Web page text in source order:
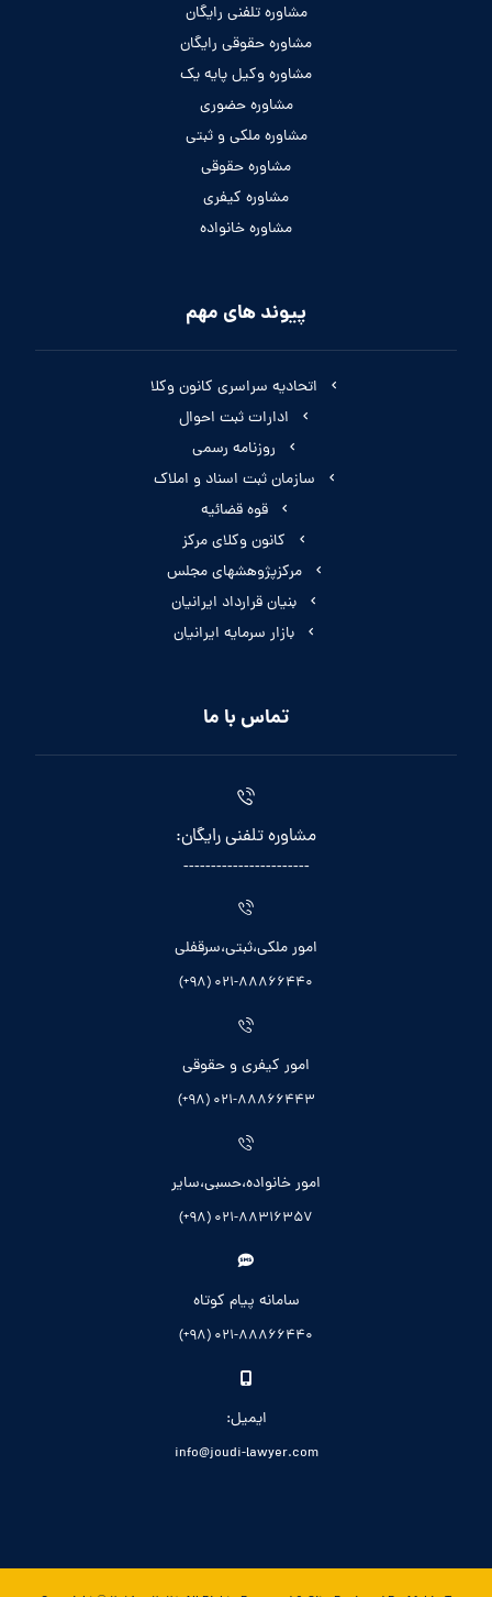
مشاوره تلفنی رایگان
مشاوره حقوقی رایگان
مشاوره وکیل پایه یک
مشاوره حضوری
مشاوره ملکی و ثبتی
مشاوره حقوقی
مشاوره کیفری
مشاوره خانواده
پیوند های مهم
اتحادیه سراسری کانون وکلا
ادارات ثبت احوال
روزنامه رسمی
سازمان ثبت اسناد و املاک
قوه قضائیه
کانون وکلای مرکز
مرکزپژوهشهای مجلس
بنیان قرارداد ایرانیان
بازار سرمایه ایرانیان
تماس با ما
مشاوره تلفنی رایگان:
-----------------------
امور ملکی،ثبتی،سرقفلی
021-88866440 (98+)
امور کیفری و حقوقی
021-88866443 (98+)
امور خانواده،حسبی،سایر
021-88316357 (98+)
سامانه پیام کوتاه
021-88866440 (98+)
ایمیل:
info@joudi-lawyer.com